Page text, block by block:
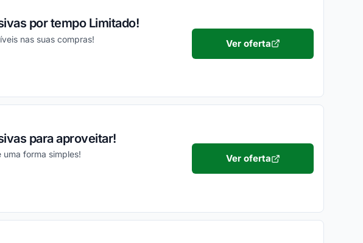
por tempo Limitado!
nas suas compras! Ver oferta
para aproveitar!
forma simples! Ver oferta